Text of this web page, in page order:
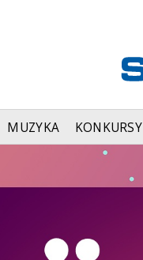
MUZYKA KONKURSY